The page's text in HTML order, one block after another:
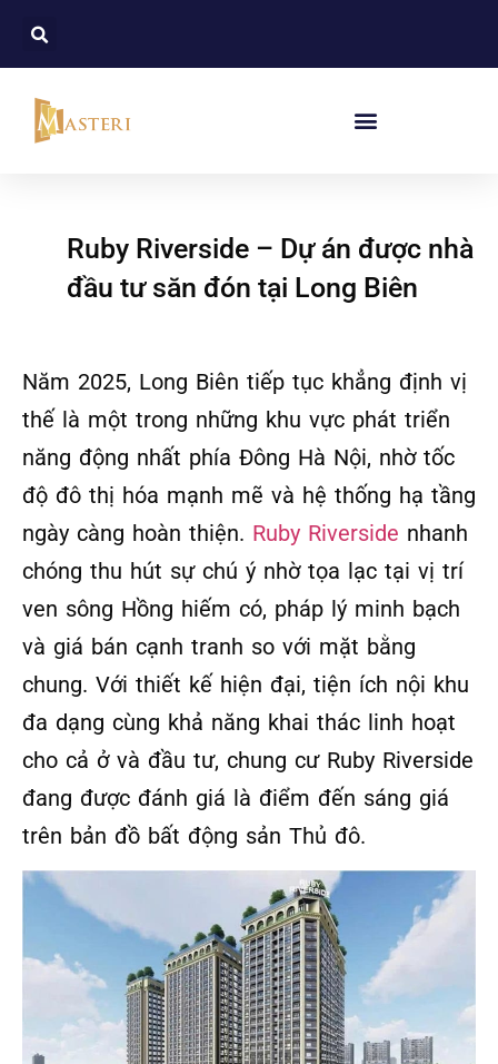
Ruby Riverside – Dự án được nhà
đầu tư săn đón tại Long Biên
Năm 2025, Long Biên tiếp tục khẳng định vị
thế là một trong những khu vực phát triển
năng động nhất phía Đông Hà Nội, nhờ tốc
độ đô thị hóa mạnh mẽ và hệ thống hạ tầng
ngày càng hoàn thiện. Ruby Riverside nhanh
chóng thu hút sự chú ý nhờ tọa lạc tại vị trí
ven sông Hồng hiếm có, pháp lý minh bạch
và giá bán cạnh tranh so với mặt bằng
chung. Với thiết kế hiện đại, tiện ích nội khu
đa dạng cùng khả năng khai thác linh hoạt
cho cả ở và đầu tư, chung cư Ruby Riverside
đang được đánh giá là điểm đến sáng giá
trên bản đồ bất động sản Thủ đô.